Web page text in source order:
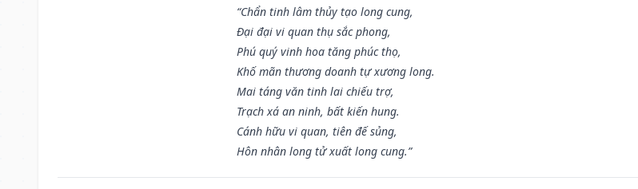
“Chẩn tinh lâm thủy tạo long cung,
Đại đại vi quan thụ sắc phong,
Phú quý vinh hoa tăng phúc thọ,
Khố mãn thương doanh tự xương long.
Mai táng văn tinh lai chiếu trợ,
Trạch xá an ninh, bất kiến hung.
Cánh hữu vi quan, tiên đế sủng,
Hôn nhân long tử xuất long cung.”